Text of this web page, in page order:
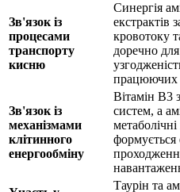
Зв'язок із
процесами
транспорту
кисню
Синергія
екстрактів
кровотоку
доречно
працюючих
Зв'язок із
механізмами
клітинного
енергообміну
Вітамін B3
систем, а
формується
Таурін та